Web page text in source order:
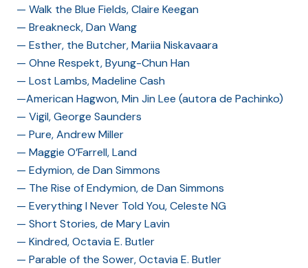
— Walk the Blue Fields, Claire Keegan
— Breakneck, Dan Wang
— Esther, the Butcher, Mariia Niskavaara
— Ohne Respekt, Byung-Chun Han
— Lost Lambs, Madeline Cash
—American Hagwon, Min Jin Lee (autora de Pachinko)
— Vigil, George Saunders
— Pure, Andrew Miller
— Maggie O’Farrell, Land
— Edymion, de Dan Simmons
— The Rise of Endymion, de Dan Simmons
— Everything I Never Told You, Celeste NG
— Short Stories, de Mary Lavin
— Kindred, Octavia E. Butler
— Parable of the Sower, Octavia E. Butler